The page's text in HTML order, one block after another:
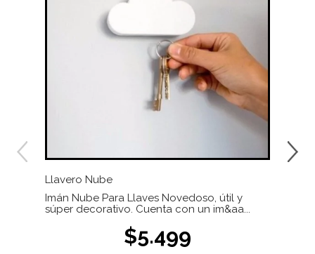
Llavero Nube
Imán Nube Para Llaves Novedoso, útil y
súper decorativo. Cuenta con un im&aa...
$5.499